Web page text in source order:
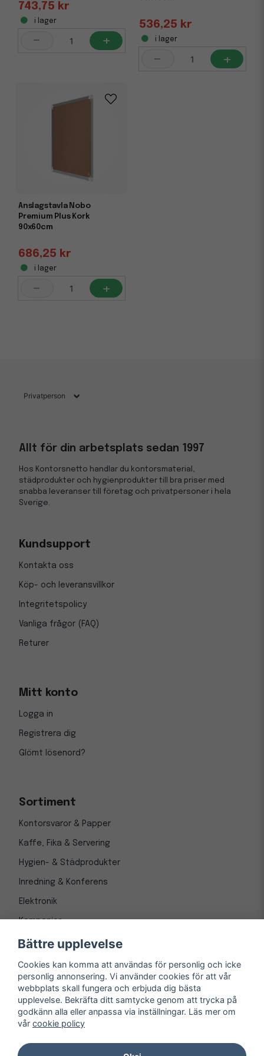
743,75 kr
i lager
- +
536,25 kr
i lager
- +
Anslagstavla Nobo
Premium Plus Kork
90x60cm
686,25 kr
i lager
- +
Allt för din arbetsplats sedan 1997
Hos Kontorsnetto handlar du kontorsmaterial,
städprodukter och hygienprodukter till bra priser med
snabba leveranser till företag och privatpersoner i hela
Sverige.
Kundsupport
Kontakta oss
Köp- och leveransvillkor
Integritetspolicy
Vanliga frågor (FAQ)
Returer
Mitt konto
Logga in
Registrera dig
Glömt lösenord?
Sortiment
Kontorsvaror & Papper
Kaffe, Fika & Servering
Hygien- & Städprodukter
Inredning & Konferens
Elektronik
Kampanjer
© Copyright 1997-2026
Bättre upplevelse
Cookies kan komma att användas för personlig och icke
personlig annonsering. Vi använder cookies för att vår
webbplats skall fungera och erbjuda dig bästa
upplevelse. Bekräfta ditt samtycke genom att trycka på
godkänn alla eller anpassa via inställningar. Läs mer om
vår cookie policy